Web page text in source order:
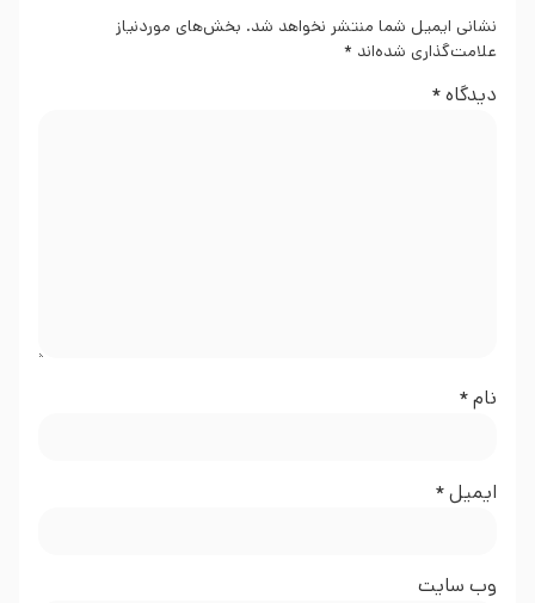
نشانی ایمیل شما منتشر نخواهد شد. بخش‌های موردنیاز
علامت‌گذاری شده‌اند *
دیدگاه*
نام*
ایمیل*
وب‌ سایت